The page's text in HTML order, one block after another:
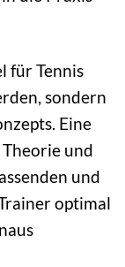
für Tennis
sondern
Eine
und
und
optimal